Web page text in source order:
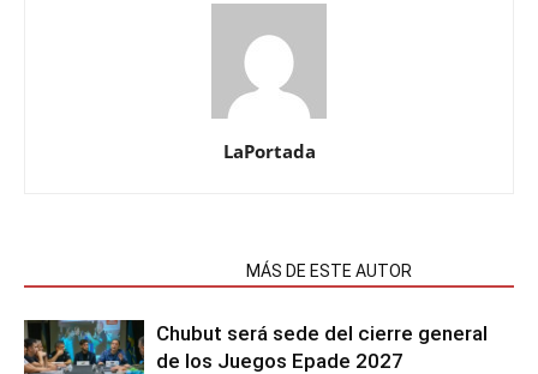
LaPortada
MÁS DE ESTE AUTOR
Chubut será sede del cierre general
de los Juegos Epade 2027